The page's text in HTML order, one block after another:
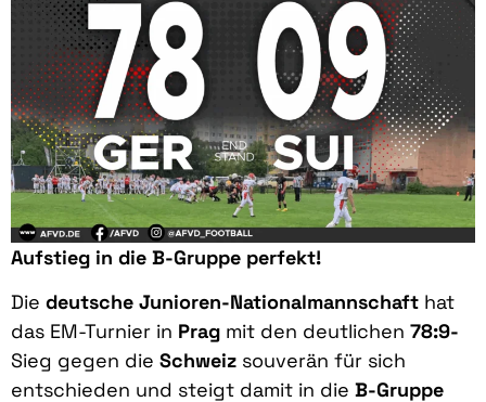
Aufstieg in die B-Gruppe perfekt!
Die deutsche Junioren-Nationalmannschaft hat
das EM-Turnier in Prag mit den deutlichen 78:9-
Sieg gegen die Schweiz souverän für sich
entschieden und steigt damit in die B-Gruppe